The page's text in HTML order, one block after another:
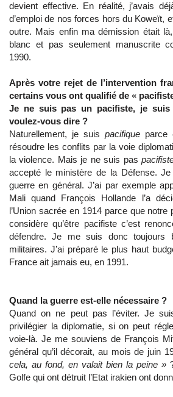
devient effective. En réalité, j’avais
d’emploi de nos forces hors du Koweït,
outre. Mais enfin ma démission était
blanc et pas seulement manuscrite
1990.
Après votre rejet de l’intervention
certains vous ont qualifié de «
Je ne suis pas un pacifiste, je suis
voulez-vous dire ?
Naturellement, je suis pacifique parce
résoudre les conflits par la voie
la violence. Mais je ne suis pas
accepté le ministère de la Défense.
guerre en général. J’ai par exemple
Mali quand François Hollande l’a
l’Union sacrée en 1914 parce que notre
considère qu’être pacifiste c’est
défendre. Je me suis donc toujours
militaires. J’ai préparé le plus haut
France ait jamais eu, en 1991.
Quand la guerre est-elle nécessaire ?
Quand on ne peut pas l’éviter. Je
privilégier la diplomatie, si on peut
voie-là. Je me souviens de François
général qu’il décorait, au mois de juin
cela, au fond, en valait bien la peine »
Golfe qui ont détruit l’Etat irakien ont